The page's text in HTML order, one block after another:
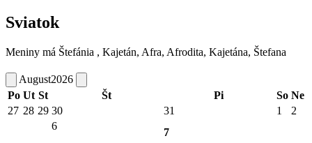
Sviatok
Meniny má Štefánia , Kajetán, Afra, Afrodita, Kajetána, Štefana
August2026
Po Ut St Št Pi So Ne
27 28 29 30 31 1 2
6
7